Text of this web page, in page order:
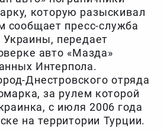
которую разыскивал
сообщает пресс-служба
передает
авто «Мазда»
Интерпола.
Днестровского отряда
за рулем которой
с июля 2006 года
на территории Турции.